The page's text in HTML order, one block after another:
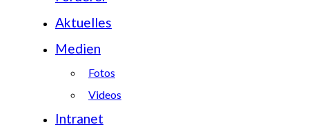
Aktuelles
Medien
Fotos
Videos
Intranet